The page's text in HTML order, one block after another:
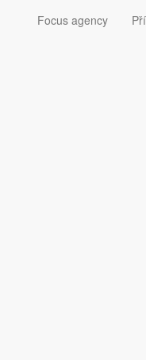
Focus agency
Fortuna a
u kterých už nejde ani
Clash of the